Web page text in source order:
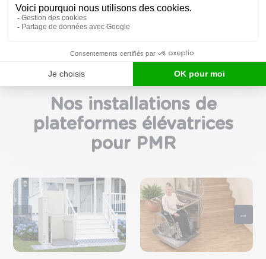
de votre
Nos installations de
plateformes élévatrices
pour PMR
← →